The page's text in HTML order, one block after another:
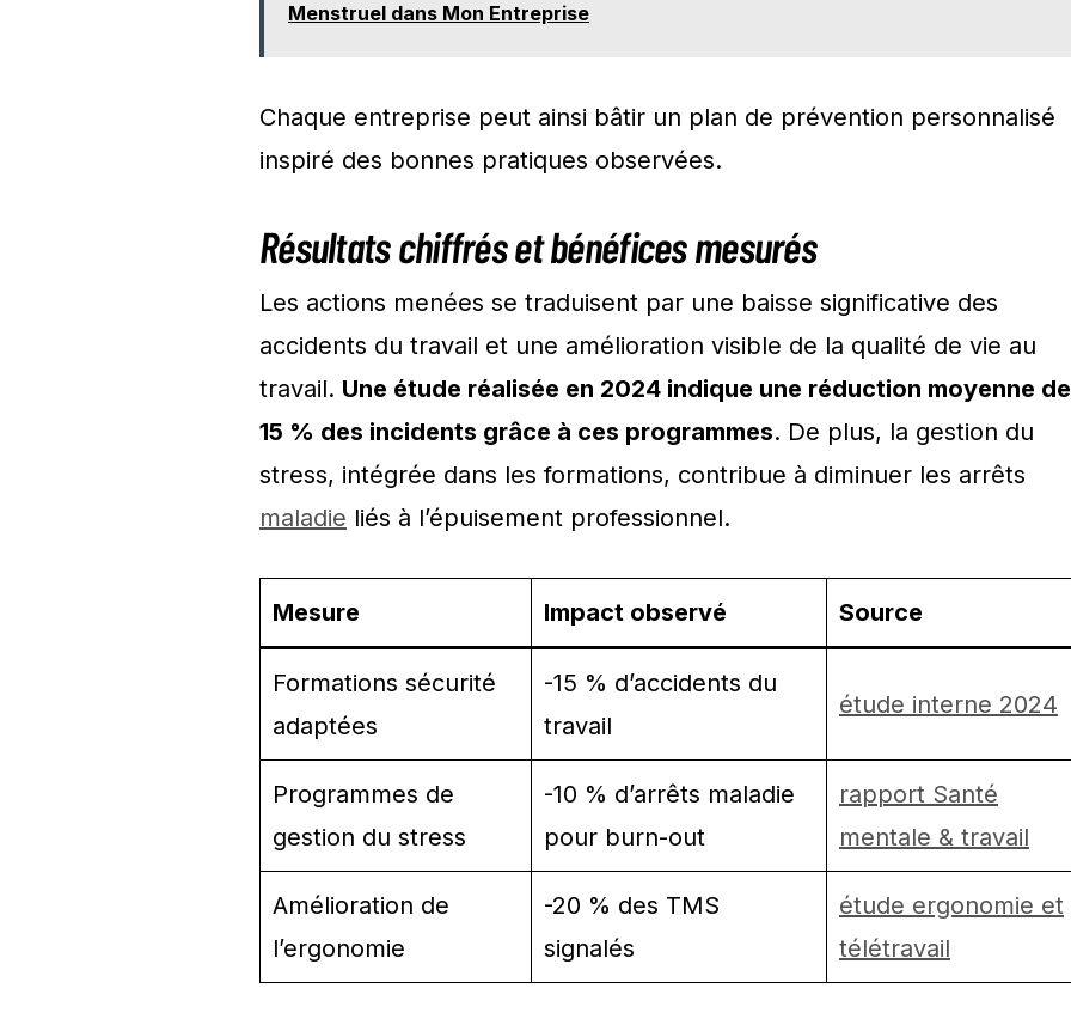
Menstruel dans Mon Entreprise
Chaque entreprise peut ainsi bâtir un plan de prévention personnalisé
inspiré des bonnes pratiques observées.
Résultats chiffrés et bénéfices mesurés
Les actions menées se traduisent par une baisse significative des
accidents du travail et une amélioration visible de la qualité de vie au
travail. Une étude réalisée en 2024 indique une réduction moyenne de
15 % des incidents grâce à ces programmes. De plus, la gestion du
stress, intégrée dans les formations, contribue à diminuer les arrêts
maladie liés à l’épuisement professionnel.
Mesure Impact observé Source
Formations sécurité
adaptées
-15 % d’accidents du
travail
étude interne 2024
Programmes de
gestion du stress
-10 % d’arrêts maladie
pour burn-out
rapport Santé
mentale & travail
Amélioration de
l’ergonomie
-20 % des TMS
signalés
étude ergonomie et
télétravail